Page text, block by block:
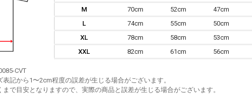
M
70cm 52cm 47cm
L
74cm 55cm 50cm
XL
78cm 58cm 53cm
XXL
82cm 61cm 56cm
CVT
記から1〜2cm程度の誤差が生じる場合がございます。
で目安となりますので、実際の商品と誤差が生じる場合がございます。